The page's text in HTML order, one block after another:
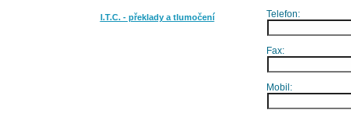
I.T.C. - překlady a tlumočení Telefon:
Fax:
Mobil: